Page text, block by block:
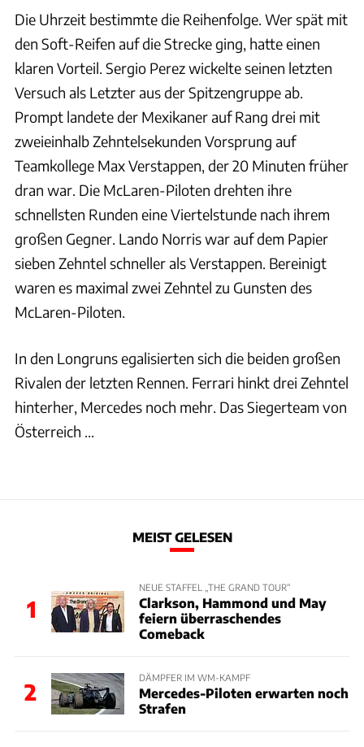
Die Uhrzeit bestimmte die Reihenfolge. Wer spät mit
den Soft-Reifen auf die Strecke ging, hatte einen
klaren Vorteil. Sergio Perez wickelte seinen letzten
Versuch als Letzter aus der Spitzengruppe ab.
Prompt landete der Mexikaner auf Rang drei mit
zweieinhalb Zehntelsekunden Vorsprung auf
Teamkollege Max Verstappen, der 20 Minuten früher
dran war. Die McLaren-Piloten drehten ihre
schnellsten Runden eine Viertelstunde nach ihrem
großen Gegner. Lando Norris war auf dem Papier
sieben Zehntel schneller als Verstappen. Bereinigt
waren es maximal zwei Zehntel zu Gunsten des
McLaren-Piloten.
In den Longruns egalisierten sich die beiden großen
Rivalen der letzten Rennen. Ferrari hinkt drei Zehntel
hinterher, Mercedes noch mehr. Das Siegerteam von
Österreich ...
MEIST GELESEN
1
NEUE STAFFEL „THE GRAND TOUR“
Clarkson, Hammond und May
feiern überraschendes
Comeback
2
DÄMPFER IM WM-KAMPF
Mercedes-Piloten erwarten noch
Strafen